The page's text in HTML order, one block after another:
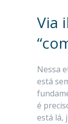
Via
Nessa
está
é
está lá,